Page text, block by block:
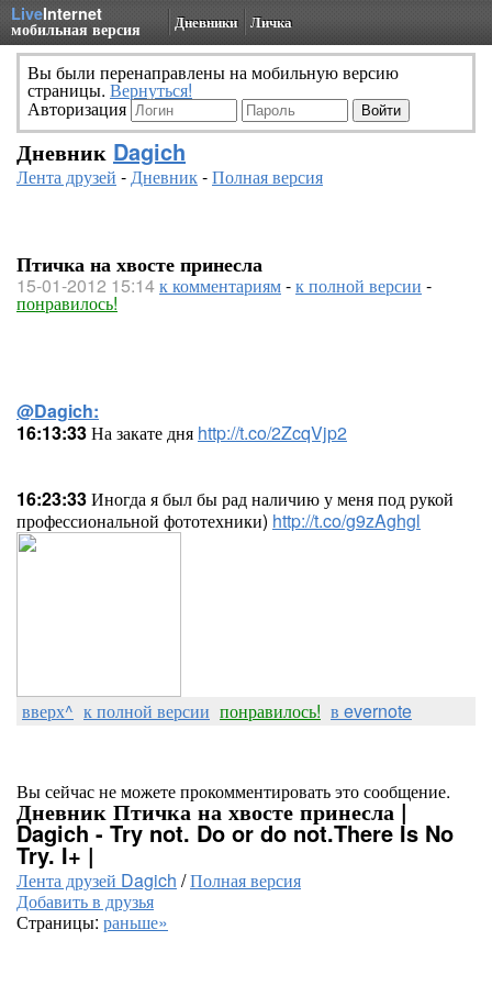
LiveInternet
мобильная версия Дневники Личка
Вы были перенаправлены на мобильную версию
страницы. Вернуться!
Авторизация
Дневник Dagich
Лента друзей -Дневник-Полная версия
Птичка на хвосте принесла
15-01-2012 15:14к комментариям-к полной версии -
понравилось!
@Dagich:
16:13:33На закате дня http://t.co/2ZcqVjp2
16:23:33Иногда я был бы рад наличию у меня под рукой
профессиональной фототехники) http://t.co/g9zAghgl
вверх^ к полной версии понравилось! в evernote
Вы сейчас не можете прокомментировать это сообщение.
Дневник Птичка на хвосте принесла |
Dagich - Try not. Do or do not.There Is No
Try. I+ |
Лента друзей Dagich /Полная версия
Добавить в друзья
Страницы: раньше»